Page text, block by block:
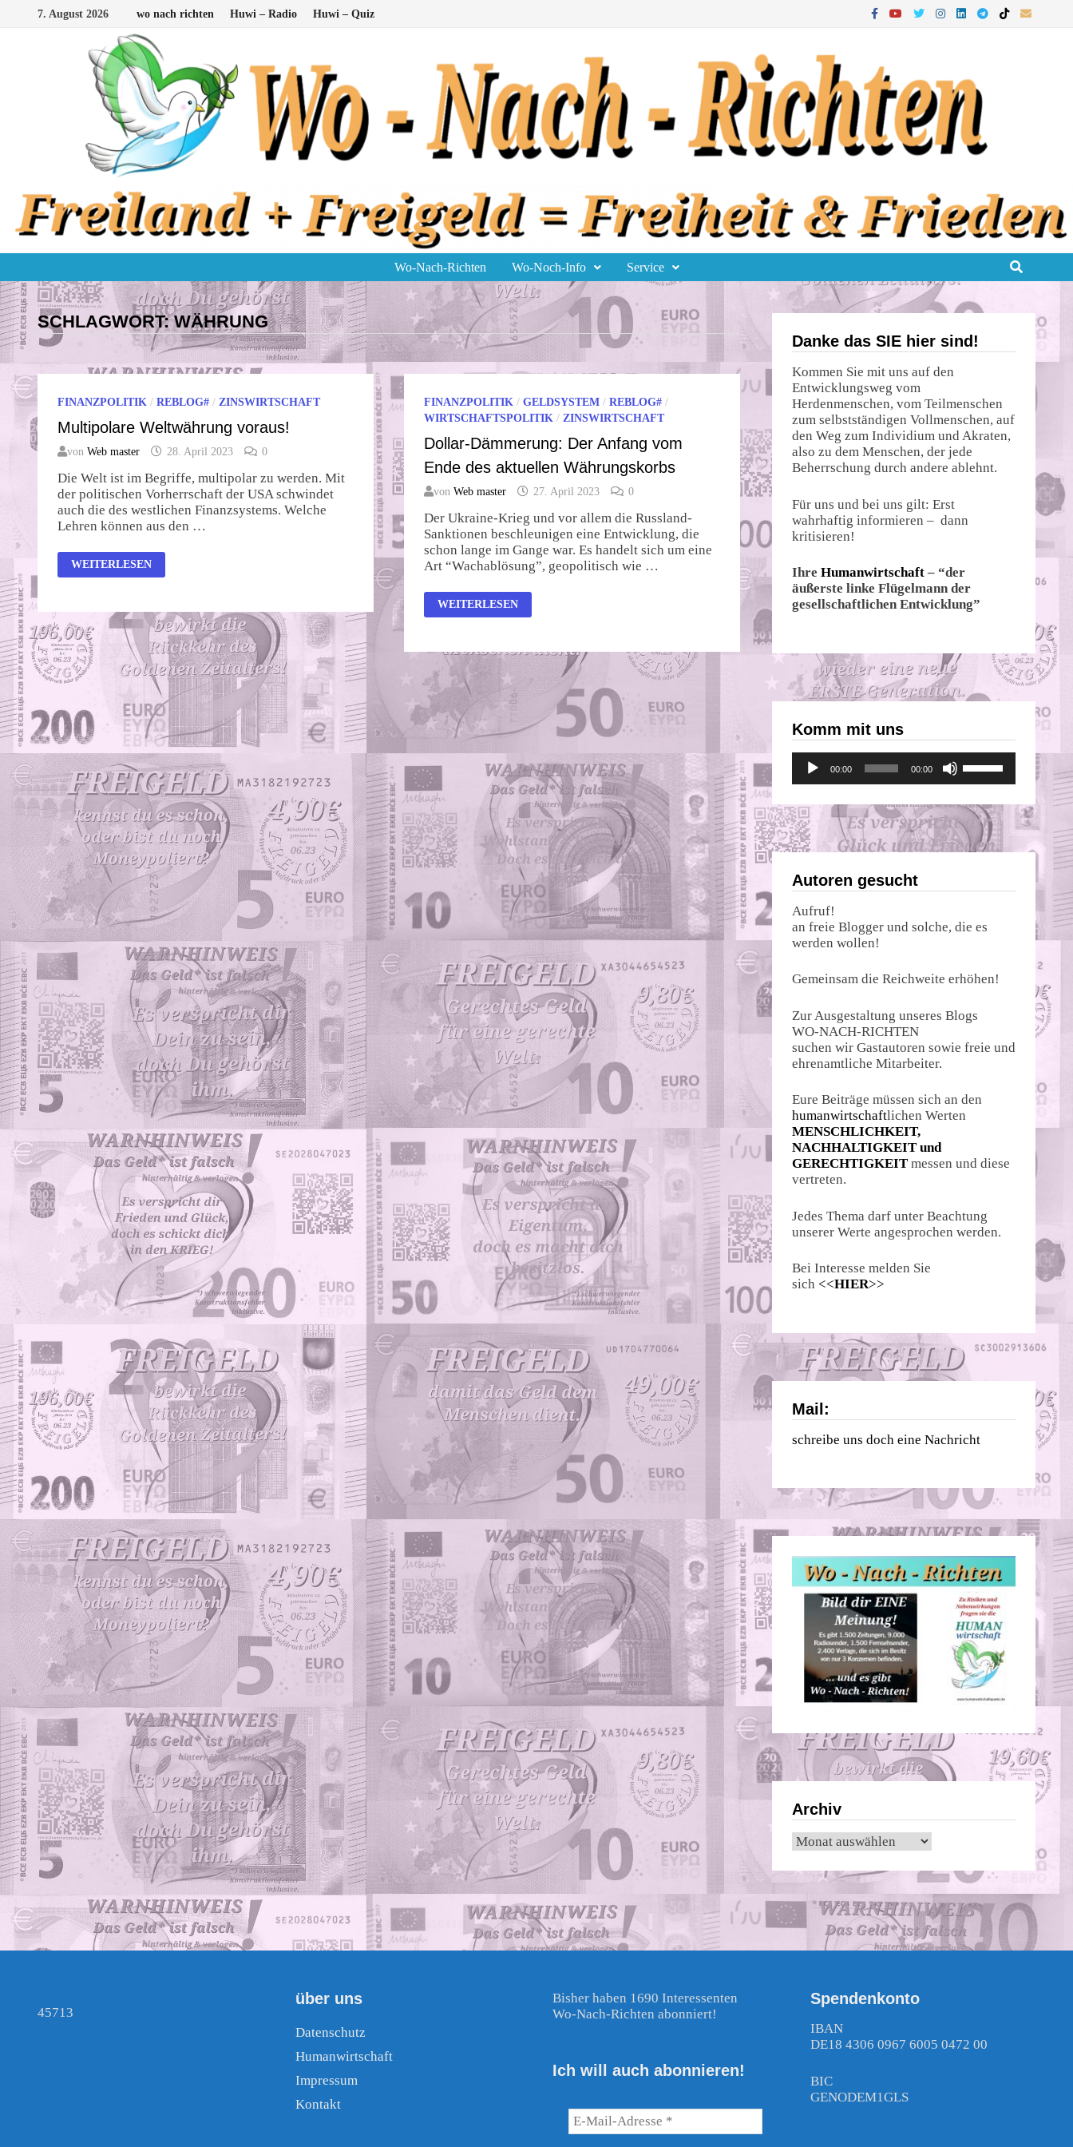
7. August 2026 wo nach richten Huwi – Radio Huwi – Quiz
Wo-Nach-Richten Wo-Noch-Info Service
SCHLAGWORT:WÄHRUNG
FINANZPOLITIK / REBLOG# / ZINSWIRTSCHAFT
Multipolare Weltwährung voraus!
von Web master 28. April 2023 0
Die Welt ist im Begriffe, multipolar zu werden. Mit
der politischen Vorherrschaft der USA schwindet
auch die des westlichen Finanzsystems. Welche
Lehren können aus den …
MULTIPOLARE
WELTWÄHRUNG
WEITERLESEN
FINANZPOLITIK/ GELDSYSTEM/ REBLOG#/
WIRTSCHAFTSPOLITIK/ ZINSWIRTSCHAFT
Dollar-Dämmerung: Der Anfang vom
Ende des aktuellen Währungskorbs
von Web master 27. April 2023 0
Der Ukraine-Krieg und vor allem die Russland-
Sanktionen beschleunigen eine Entwicklung, die
schon lange im Gange war. Es handelt sich um eine
Art “Wachablösung”, geopolitisch wie …
DOLLAR-
DÄMMERUNG:
ENDE
DES
AKTUELLEN
WÄHRUNGSKORBS
WEITERLESEN
Danke das SIE hier sind!
Kommen Sie mit uns auf den
Entwicklungsweg vom
Herdenmenschen, vom Teilmenschen
zum selbstständigen Vollmenschen, auf
den Weg zum Individium und Akraten,
also zu dem Menschen, der jede
Beherrschung durch andere ablehnt.
Für uns und bei uns gilt: Erst
wahrhaftig informieren – dann
kritisieren!
Ihre Humanwirtschaft – “der
äußerste linke Flügelmann der
gesellschaftlichen Entwicklung”
Komm mit uns
Audio-
Player
00:00 00:00
Hoch/Runter
um
die
Lautstärke
zu
Autoren gesucht
Aufruf!
an freie Blogger und solche, die es
werden wollen!
Gemeinsam die Reichweite erhöhen!
Zur Ausgestaltung unseres Blogs
WO-NACH-RICHTEN
suchen wir Gastautoren sowie freie und
ehrenamtliche Mitarbeiter.
Eure Beiträge müssen sich an den
humanwirtschaftlichen Werten
MENSCHLICHKEIT,
NACHHALTIGKEIT und
GERECHTIGKEIT messen und diese
vertreten.
Jedes Thema darf unter Beachtung
unserer Werte angesprochen werden.
Bei Interesse melden Sie
sich <<HIER>>
Mail:
schreibe uns doch eine Nachricht
Archiv
Archiv
45713
über uns
Datenschutz
Humanwirtschaft
Impressum
Kontakt
Bisher haben 1690 Interessenten
Wo-Nach-Richten abonniert!
Ich will auch abonnieren!
Spendenkonto
IBAN
DE18 4306 0967 6005 0472 00
BIC
GENODEM1GLS